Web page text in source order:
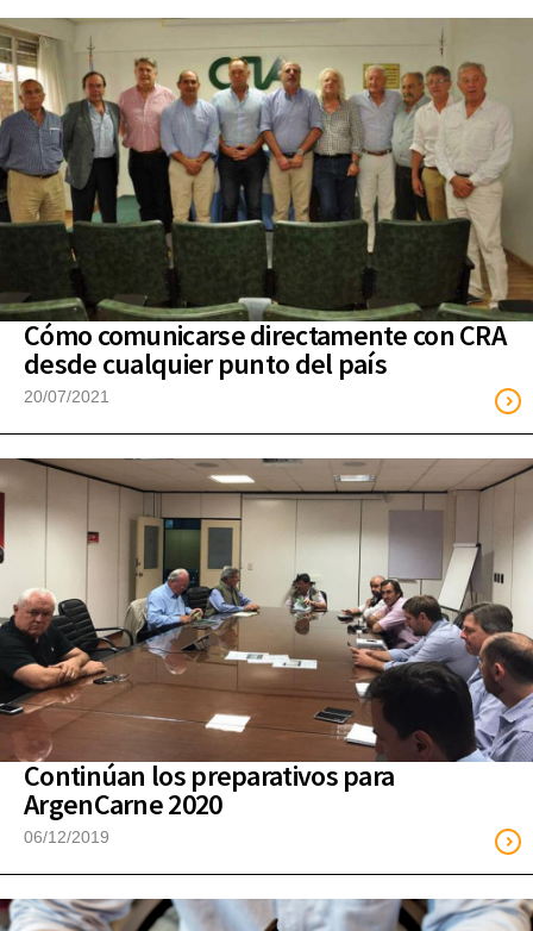
Cómo comunicarse directamente con CRA
desde cualquier punto del país
20/07/2021
Continúan los preparativos para
ArgenCarne 2020
06/12/2019